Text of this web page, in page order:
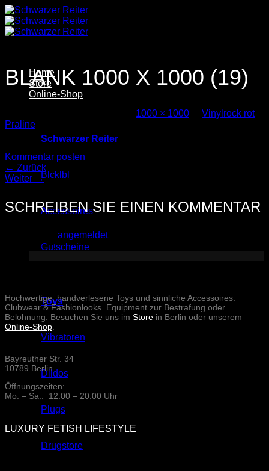
Zum
Inhalt
springen
Home
Store
Online-Shop
Schwarzer Reiter
Blcklbl
Accessoires
Gutscheine
Toys
Vibratoren
Dildos
Plugs
Drugstore
BLANK 1000 X 1000 (19)
1000 × 1000
Vinylrock rot
Praline
Trackbacks sind geschlossen, aber Sie können einen
Kommentar posten
← Zurück
Weiter →
SCHREIBEN SIE EINEN KOMMENTAR
angemeldetsein, um einen Kommentar
abzugeben.
Hochwertige, handverlesene Toys und sinnliche Accessoires.
Clubwear & Fashionlooks. Equipment zur Bestrafung oder
Belohnung. Besuchen Sie uns im Store in Berlin oder unserem
Online-Shop
Bayreuther Str. 34
10789 Berlin
Öffnungszeiten:
Mo. – Sa.: 12:00 – 20:00 Uhr
LUXURY FETISH LIFESTYLE